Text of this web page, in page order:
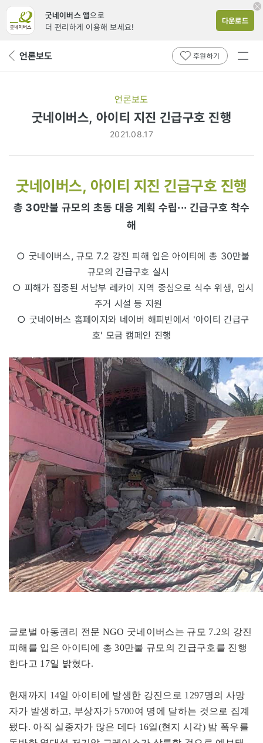
굿네이버스 앱으로
더 편리하게 이용해 보세요!
다운로드
뒤 언론보도 후원하기
전체
언론보도
굿네이버스, 아이티 지진 긴급구호 진행
2021.08.17
굿네이버스, 아이티 지진 긴급구호 진행
총 30만불 규모의 초동 대응 계획 수립··· 긴급구호 착수
해
○ 굿네이버스, 규모 7.2 강진 피해 입은 아이티에 총 30만불
규모의 긴급구호 실시
○ 피해가 집중된 서남부 레카이 지역 중심으로 식수 위생, 임시
주거 시설 등 지원
○ 굿네이버스 홈페이지와 네이버 해피빈에서 '아이티 긴급구
호' 모금 캠페인 진행
글로벌 아동권리 전문 NGO 굿네이버스는 규모 7.2의 강진
피해를 입은 아이티에 총 30만불 규모의 긴급구호를 진행
한다고 17일 밝혔다.
현재까지 14일 아이티에 발생한 강진으로 1297명의 사망
자가 발생하고, 부상자가 5700여 명에 달하는 것으로 집계
됐다. 아직 실종자가 많은 데다 16일(현지 시각) 밤 폭우를